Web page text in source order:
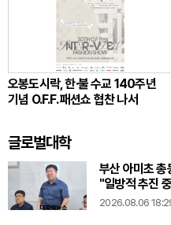
오봉도시락, 한·불 수교 140주년
기념 O.F.F. 패션쇼 협찬 나서
글로벌대학
부산 아미초
"일방적 추진
2026.08.06